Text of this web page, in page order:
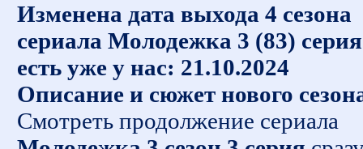
Изменена дата выхода 4 сезона
сериала Молодежка 3 (83) серия
есть уже у нас: 21.10.2024
Описание и сюжет нового
Смотреть продолжение сериала